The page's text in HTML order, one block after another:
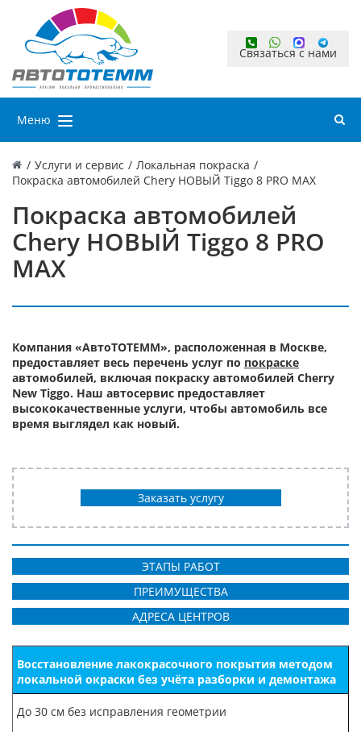
Связаться с нами
Меню
/ Услуги и сервис / Локальная покраска /
Покраска автомобилей Chery НОВЫЙ Tiggo 8 PRO MAX
Покраска автомобилей
Chery НОВЫЙ Tiggo 8 PRO
MAX
Компания «АвтоТОТЕММ», расположенная в Москве,
предоставляет весь перечень услуг по покраске
автомобилей, включая покраску автомобилей Cherry
New Tiggo. Наш автосервис предоставляет
высококачественные услуги, чтобы автомобиль все
время выглядел как новый.
Заказать услугу
ЭТАПЫ РАБОТ
ПРЕИМУЩЕСТВА
АДРЕСА ЦЕНТРОВ
Восстановление лакокрасочного покрытия методом
локальной окраски без учёта разборки и демонтажа
До 30 см без исправления геометрии